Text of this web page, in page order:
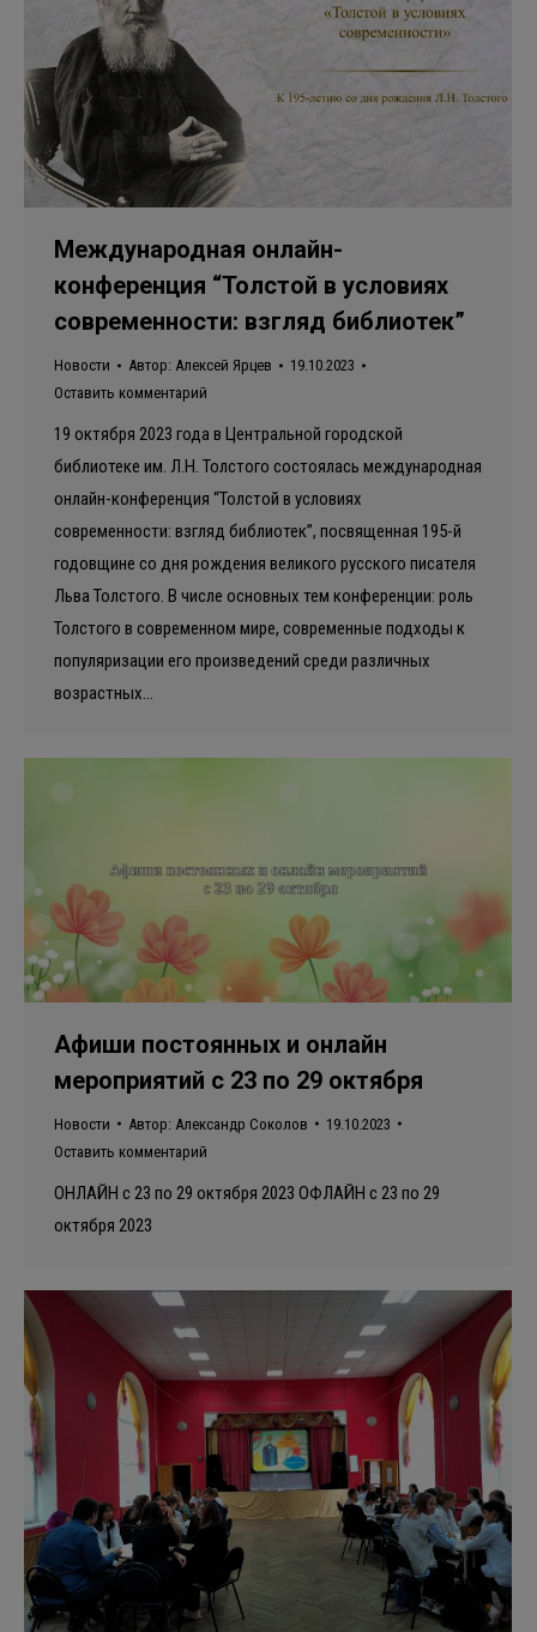
Международная онлайн-
конференция “Толстой в условиях
современности: взгляд библиотек”
Новости Автор: Алексей Ярцев
19.10.2023
Оставить комментарий
19 октября 2023 года в Центральной городской
библиотеке им. Л.Н. Толстого состоялась международная
онлайн-конференция “Толстой в условиях
современности: взгляд библиотек”, посвященная 195-й
годовщине со дня рождения великого русского писателя
Льва Толстого. В числе основных тем конференции: роль
Толстого в современном мире, современные подходы к
популяризации его произведений среди различных
возрастных…
Афиши постоянных и онлайн
мероприятий с 23 по 29 октября
Новости Автор: Александр Соколов
19.10.2023
Оставить комментарий
ОНЛАЙН с 23 по 29 октября 2023 ОФЛАЙН с 23 по 29
октября 2023